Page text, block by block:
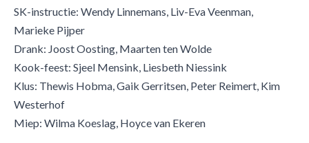
SK-instructie: Wendy Linnemans, Liv-Eva Veenman,
Marieke Pijper
Drank: Joost Oosting, Maarten ten Wolde
Kook-feest: Sjeel Mensink, Liesbeth Niessink
Klus: Thewis Hobma, Gaik Gerritsen, Peter Reimert, Kim
Westerhof
Miep: Wilma Koeslag, Hoyce van Ekeren